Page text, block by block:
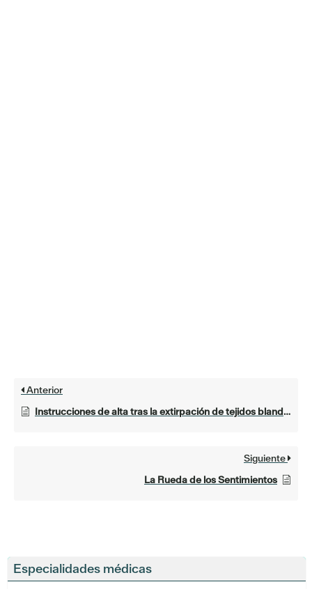
Especialidades médicas
Anterior
Instrucciones de alta tras la extirpación de tejidos blandos
Siguiente
La Rueda de los Sentimientos